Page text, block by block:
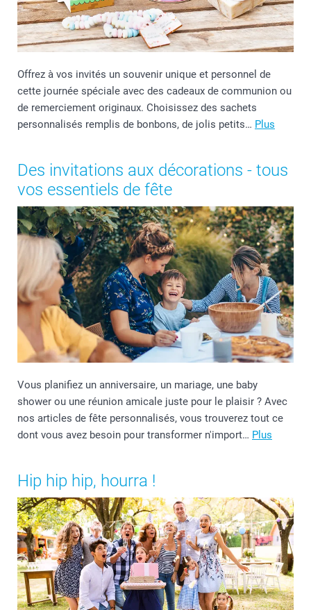
Offrez à vos invités un souvenir unique et personnel de
cette journée spéciale avec des cadeaux de communion ou
de remerciement originaux. Choisissez des sachets
personnalisés remplis de bonbons, de jolis petits… Plus
Des invitations aux décorations - tous
vos essentiels de fête
Vous planifiez un anniversaire, un mariage, une baby
shower ou une réunion amicale juste pour le plaisir ? Avec
nos articles de fête personnalisés, vous trouverez tout ce
dont vous avez besoin pour transformer n'import… Plus
Hip hip hip, hourra !